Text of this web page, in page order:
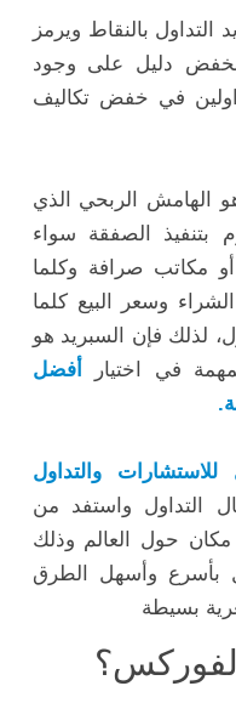
التداول بالنقاط ويرمز
دليل على وجود
في خفض تكاليف
الهامش الربحي الذي
الصفقة سواء
مكاتب صرافة وكلما
وسعر البيع كلما
لذلك فإن السبريد هو
في اختيار
أفضل
والتداول
التداول واستفد من
مكان حول العالم وذلك
بأسرع وأسهل الطرق
بسيطة